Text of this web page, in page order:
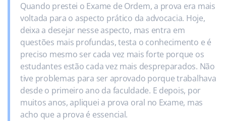
Quando prestei o Exame de Ordem, a prova era mais
voltada para o aspecto prático da advocacia. Hoje,
deixa a desejar nesse aspecto, mas entra em
questões mais profundas, testa o conhecimento e é
preciso mesmo ser cada vez mais forte porque os
estudantes estão cada vez mais despreparados. Não
tive problemas para ser aprovado porque trabalhava
desde o primeiro ano da faculdade. E depois, por
muitos anos, apliquei a prova oral no Exame, mas
acho que a prova é essencial.